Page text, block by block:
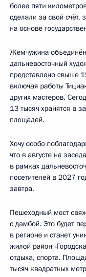
более пяти
сделали за свой счёт,
на основе
Жемчужина
дальневосточный
представлено свыше
включая работы
других мастеров.
13 тысяч хранятся в
площадей.
Хочу особо
что в августе на
в рамках
посетителей в 2027
завтра.
Пешеходный мост
с дамбой. Это будет
в регионе и станет
жилой район
отдыха, спорта.
тысяч квадратных